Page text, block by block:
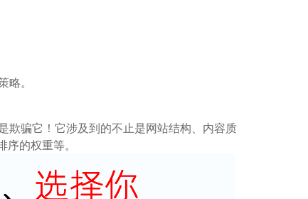
。
欺骗它！它涉及到的不止是网站结构、内容质
的权重等。